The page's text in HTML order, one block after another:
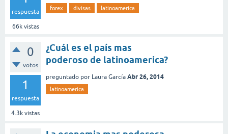
respuesta
66kvistas
forex divisas latinoamerica
0
votos
1
respuesta
4.3k vistas
¿Cuál es el país mas
poderoso de latinoamerica?
preguntado por Laura García Abr 26, 2014
latinoamerica